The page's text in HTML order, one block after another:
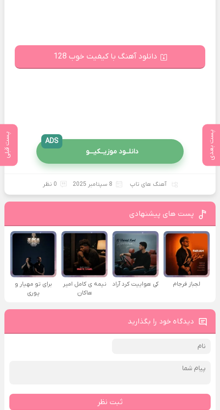
پست بعدی پست قبلی
دانلود آهنگ با کیفیت خوب 128
دانلــود موزیــکیـــو
ADS
آهنگ های تاپ 8 سپتامبر 2025 0 نظر
پست های پیشنهادی
لجباز فرجام کی هواییت کرد آراد
نیمه ی کامل امیر
هاکان
برای تو مهیار و
پوری
دیدگاه خود را بگذارید
ثبت نظر